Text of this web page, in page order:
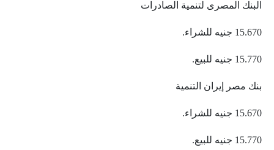
البنك المصرى لتنمية الصادرات
15.670 جنيه للشراء.
15.770 جنيه للبيع.
بنك مصر إيران التنمية
15.670 جنيه للشراء.
15.770 جنيه للبيع.